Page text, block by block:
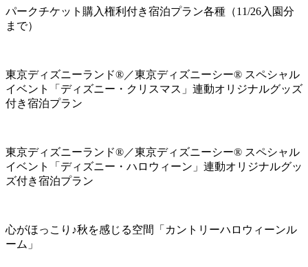
パークチケット購入権利付き宿泊プラン各種（11/26入園分
まで）
東京ディズニーランド®／東京ディズニーシー® スペシャル
イベント「ディズニー・クリスマス」連動オリジナルグッズ
付き宿泊プラン
東京ディズニーランド®／東京ディズニーシー® スペシャル
イベント「ディズニー・ハロウィーン」連動オリジナルグッ
ズ付き宿泊プラン
心がほっこり♪秋を感じる空間「カントリーハロウィーンル
ーム」